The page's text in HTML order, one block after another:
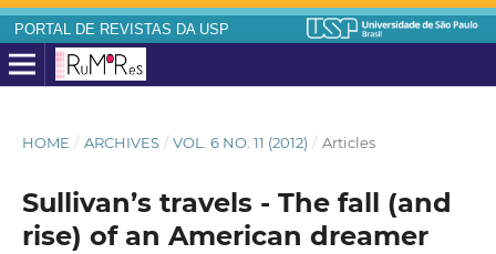
PORTAL DE REVISTAS DA USP
HOME / ARCHIVES / VOL. 6 NO. 11 (2012) / Articles
Sullivan’s travels - The fall (and
rise) of an American dreamer